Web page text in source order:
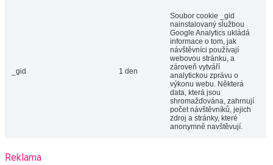
_gid 1 den
Soubor cookie _gid
nainstalovaný službou
Google Analytics ukládá
informace o tom, jak
návštěvníci používají
webovou stránku, a
zároveň vytváří
analytickou zprávu o
výkonu webu. Některá
data, která jsou
shromažďována, zahrnují
počet návštěvníků, jejich
zdroj a stránky, které
anonymně navštěvují.
Reklama